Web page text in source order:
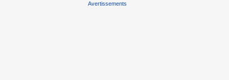
Avertissements